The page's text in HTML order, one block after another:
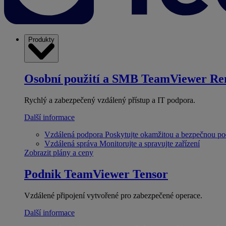
Produkty
Osobní použití a SMB TeamViewer
Rychlý a zabezpečený vzdálený přístup a IT podpora.
Další informace
Vzdálená podpora Poskytujte okamžitou a bezpečnou
Vzdálená správa Monitorujte a spravujte zařízení
Zobrazit plány a ceny
Podnik TeamViewer Tensor
Vzdálené připojení vytvořené pro zabezpečené operace.
Další informace